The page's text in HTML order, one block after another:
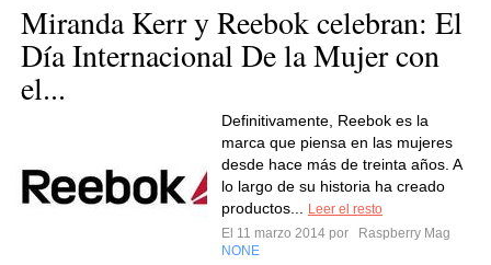
Miranda Kerr y Reebok celebran: El
Día Internacional De la Mujer con
el...
Definitivamente, Reebok es la
marca que piensa en las mujeres
desde hace más de treinta años. A
lo largo de su historia ha creado
productos...
Leer el resto
El 11 marzo 2014 por
Raspberry Mag
NONE